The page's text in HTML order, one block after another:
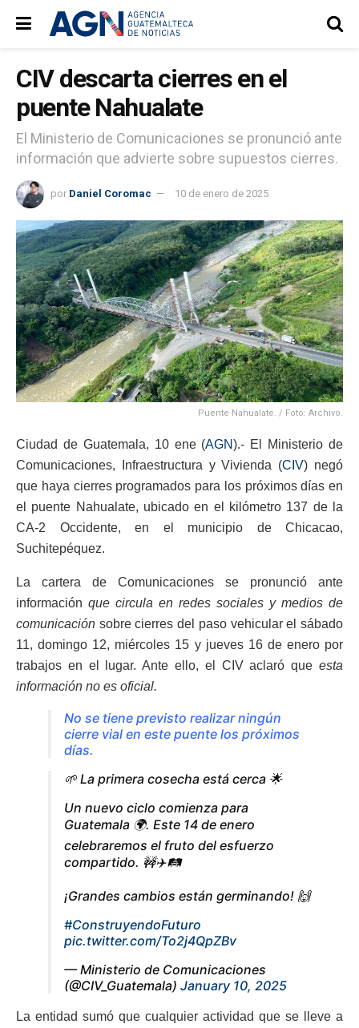
CIV descarta cierres en el
puente Nahualate
El Ministerio de Comunicaciones se pronunció ante
información que advierte sobre supuestos cierres.
por Daniel Coromac 10 de enero de 2025
Puente Nahualate. / Foto: Archivo.
Ciudad de Guatemala, 10 ene (AGN).- El Ministerio de
Comunicaciones, Infraestructura y Vivienda (CIV) negó
que haya cierres programados para los próximos días en
el puente Nahualate, ubicado en el kilómetro 137 de la
CA-2 Occidente, en el municipio de Chicacao,
Suchitepéquez.
La cartera de Comunicaciones se pronunció ante
información que circula en redes sociales y medios de
comunicación sobre cierres del paso vehicular el sábado
11, domingo 12, miércoles 15 y jueves 16 de enero por
trabajos en el lugar. Ante ello, el CIV aclaró que esta
información no es oficial.
No se tiene previsto realizar ningún
cierre vial en este puente los próximos
días.
🌱 La primera cosecha está cerca 🌟
Un nuevo ciclo comienza para
Guatemala 🌍. Este 14 de enero
celebraremos el fruto del esfuerzo
compartido. 🚧✈️🛤️
¡Grandes cambios están germinando! 🙌
#ConstruyendoFuturo
pic.twitter.com/To2j4QpZBv
— Ministerio de Comunicaciones
(@CIV_Guatemala) January 10, 2025
La entidad sumó que cualquier actividad que se lleve a